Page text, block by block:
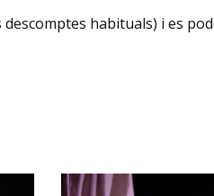
habituals) i es